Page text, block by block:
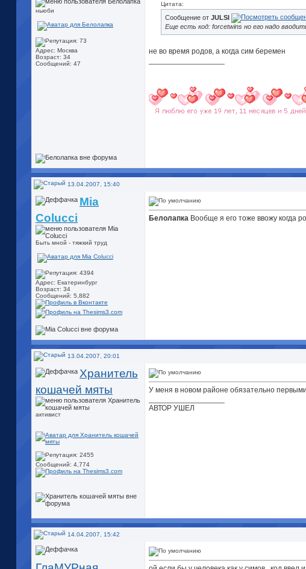
ньюби
Адрес: Москва
Возраст: 34
Сообщений: 47
Цитата:
Сообщение от JULSI
Еще есть код: forcetwins но его надо
не во время родов, а когда сим беремен
13.04.2007, 15:40
Mia
Colucci
Быть мной - тяжкий труд
Адрес: Екатеринбург
Возраст: 34
Сообщений: 5,882
Белолапка Вообще я его тоже ввожу когда
13.04.2007, 20:01
Хранитель
кошачей мяты
активист
Сообщений: 4,774
У меня в новом районе обязательно
АВТОР УШЕЛ
14.04.2007, 15:42